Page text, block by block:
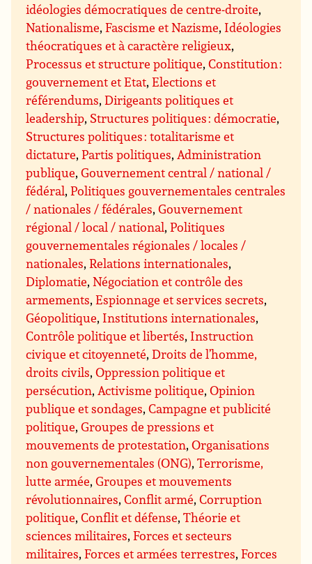
idéologies démocratiques de centre-droite,
Nationalisme,Fascisme et Nazisme, Idéologies
théocratiques et à caractère religieux,
Processus et structure politique,Constitution :
gouvernement et Etat,Elections et
référendums,Dirigeants politiques et
leadership, Structures politiques : démocratie,
Structures politiques : totalitarisme et
dictature,Partis politiques,Administration
publique,Gouvernement central / national /
fédéral,Politiques gouvernementales centrales
/ nationales / fédérales,Gouvernement
régional / local / national,Politiques
gouvernementales régionales / locales /
nationales,Relations internationales,
Diplomatie,Négociation et contrôle des
armements,Espionnage et services secrets,
Géopolitique, Institutions internationales,
Contrôle politique et libertés, Instruction
civique et citoyenneté,Droits de l’homme,
droits civils,Oppression politique et
persécution,Activisme politique,Opinion
publique et sondages,Campagne et publicité
politique,Groupes de pressions et
mouvements de protestation,Organisations
non gouvernementales (ONG),Terrorisme,
lutte armée,Groupes et mouvements
révolutionnaires,Conflit armé,Corruption
politique,Conflit et défense,Théorie et
sciences militaires,Forces et secteurs
militaires,Forces et armées terrestres,Forces